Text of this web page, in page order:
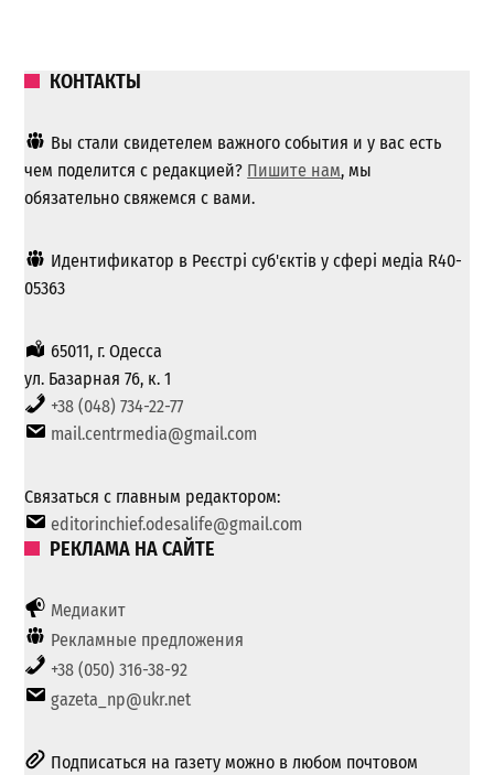
КОНТАКТЫ
Вы стали свидетелем важного события и у вас есть
чем поделится с редакцией? Пишите нам, мы
обязательно свяжемся с вами.
Идентификатор в Реєстрі суб'єктів у сфері медіа R40-
05363
65011, г. Одесса
ул. Базарная 76, к. 1
+38 (048) 734-22-77
mail.centrmedia@gmail.com
Связаться с главным редактором:
editorinchief.odesalife@gmail.com
РЕКЛАМА НА САЙТЕ
Медиакит
Рекламные предложения
+38 (050) 316-38-92
gazeta_np@ukr.net
Подписаться на газету можно в любом почтовом